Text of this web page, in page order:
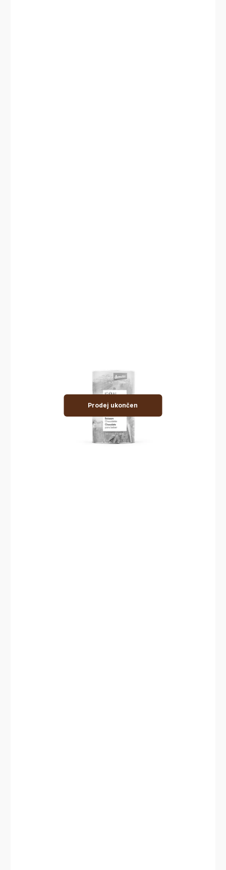
Prodej ukončen